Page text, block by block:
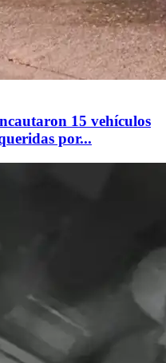
15 vehículos
por...